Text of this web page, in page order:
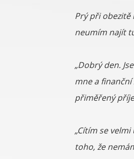
Prý při
neumím najít
„Dobrý den.
mne a
přiměřený
„Cítím se
toho, že